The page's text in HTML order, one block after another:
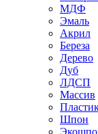
МДФ
Эмаль
Акрил
Береза
Дерево
Дуб
ЛДСП
Массив
Шпон